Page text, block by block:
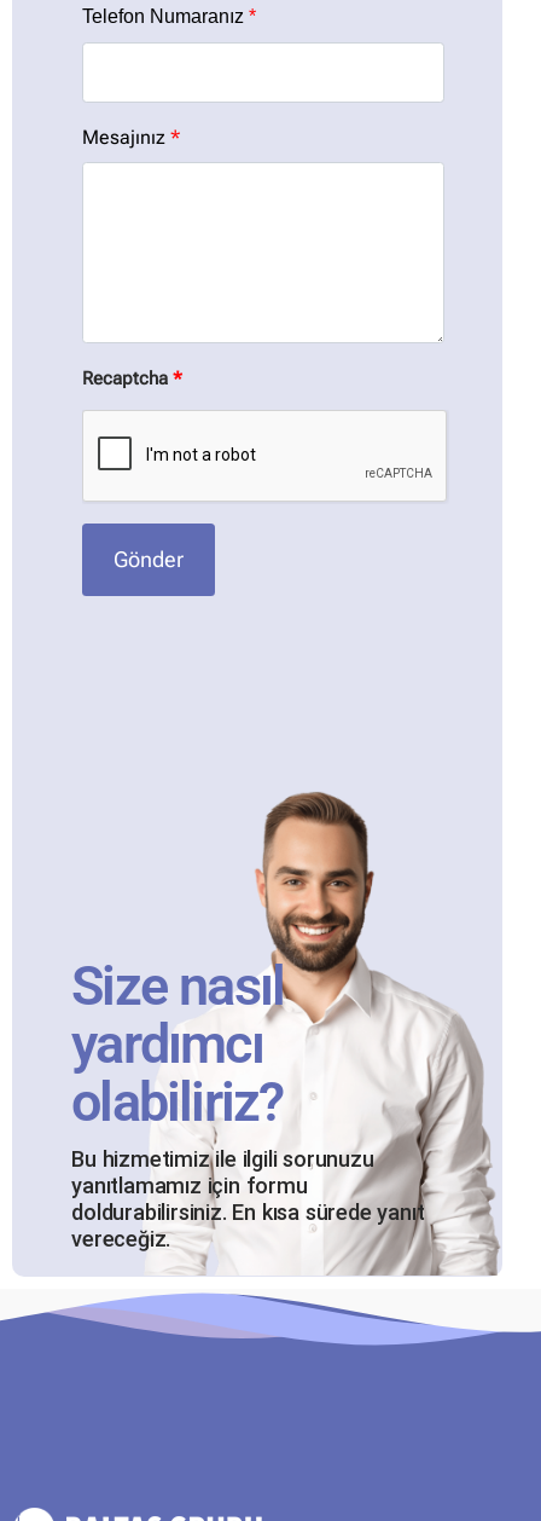
Telefon Numaranız *
Mesajınız *
Recaptcha *
Gönder
Size nasıl
yardımcı
olabiliriz?
Bu hizmetimiz ile ilgili sorunuzu
yanıtlamamız için formu
doldurabilirsiniz. En kısa sürede yanıt
vereceğiz.